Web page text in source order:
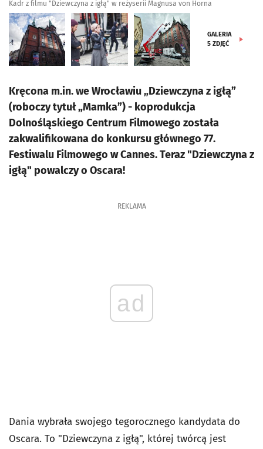
Kadr z filmu "Dziewczyna z igłą" w reżyserii Magnusa von Horna
GALERIA
5 ZDJĘĆ
Kręcona m.in. we Wrocławiu „Dziewczyna z igłą”
(roboczy tytuł „Mamka”) - koprodukcja
Dolnośląskiego Centrum Filmowego została
zakwalifikowana do konkursu głównego 77.
Festiwalu Filmowego w Cannes. Teraz "Dziewczyna z
igłą" powalczy o Oscara!
REKLAMA
ad
Dania wybrała swojego tegorocznego kandydata do
Oscara. To "Dziewczyna z igłą", której twórcą jest